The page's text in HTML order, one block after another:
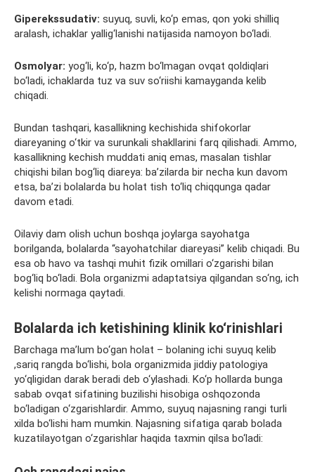
Giperekssudativ: suyuq, suvli, ko‘p emas, qon yoki shilliq
aralash, ichaklar yallig‘lanishi natijasida namoyon bo‘ladi.
Osmolyar: yog‘li, ko‘p, hazm bo‘lmagan ovqat qoldiqlari
bo‘ladi, ichaklarda tuz va suv so‘riishi kamayganda kelib
chiqadi.
Bundan tashqari, kasallikning kechishida shifokorlar
diareyaning o‘tkir va surunkali shakllarini farq qilishadi. Ammo,
kasallikning kechish muddati aniq emas, masalan tishlar
chiqishi bilan bog‘liq diareya: ba’zilarda bir necha kun davom
etsa, ba’zi bolalarda bu holat tish to‘liq chiqqunga qadar
davom etadi.
Oilaviy dam olish uchun boshqa joylarga sayohatga
borilganda, bolalarda “sayohatchilar diareyasi” kelib chiqadi. Bu
esa ob havo va tashqi muhit fizik omillari o‘zgarishi bilan
bog‘liq bo‘ladi. Bola organizmi adaptatsiya qilgandan so‘ng, ich
kelishi normaga qaytadi.
Bolalarda ich ketishining klinik ko‘rinishlari
Barchaga ma’lum bo‘gan holat – bolaning ichi suyuq kelib
,sariq rangda bo‘lishi, bola organizmida jiddiy patologiya
yo‘qligidan darak beradi deb o‘ylashadi. Ko‘p hollarda bunga
sabab ovqat sifatining buzilishi hisobiga oshqozonda
bo‘ladigan o‘zgarishlardir. Ammo, suyuq najasning rangi turli
xilda bo‘lishi ham mumkin. Najasning sifatiga qarab bolada
kuzatilayotgan o‘zgarishlar haqida taxmin qilsa bo‘ladi: